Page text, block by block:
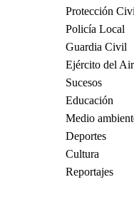
Protección
Policía Local
Guardia Civil
Ejército del
Sucesos
Educación
Medio
Deportes
Cultura
Reportajes